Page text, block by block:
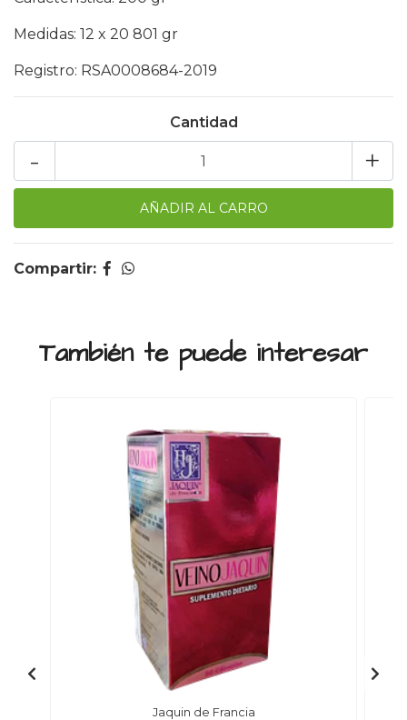
Medidas: 12 x 20 801 gr
Registro: RSA0008684-2019
Cantidad
+
-
Compartir:
También te puede interesar
Jaquin de Francia